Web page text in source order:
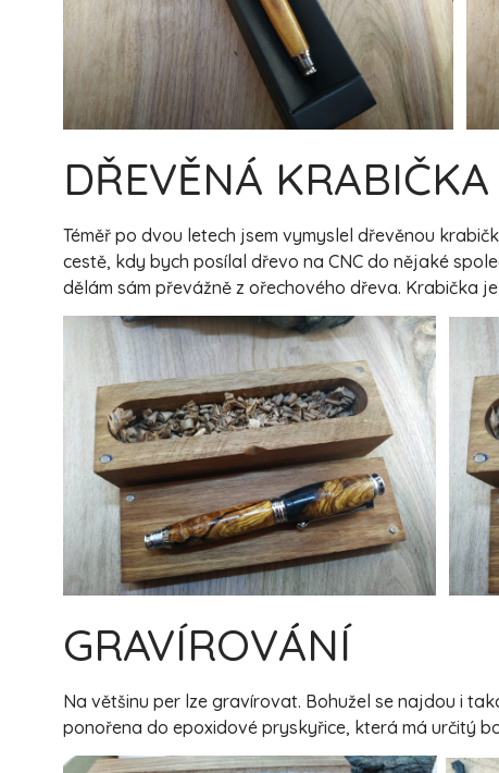
DŘEVĚNÁ KRABIČKA
Téměř po dvou letech jsem vymyslel dřevěnou
cestě, kdy bych posílal dřevo na CNC do nějaké
dělám sám převážně z ořechového dřeva. Krabička
GRAVÍROVÁNÍ
Na většinu per lze gravírovat. Bohužel se najdou i
ponořena do epoxidové pryskyřice, která má určitý